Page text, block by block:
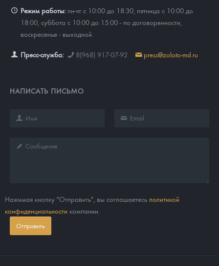
Режим работы: пн-чт с 10:00 до 18:30, пятница с 10:00 до
18:00, суббота с 10:00 до 15:00 - по договоренности,
воскресенье - выходной.
Пресс-служба: 8(968) 917-07-92 press@zoloto-md.ru
НАПИСАТЬ ПИСЬМО
Нажимая кнопку "Отправить", вы соглашаетесь политикой
конфиденциальности компании.
Отправить